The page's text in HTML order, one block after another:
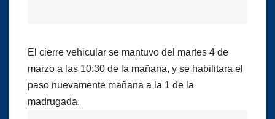
El cierre vehicular se mantuvo del martes 4 de
marzo a las 10:30 de la mañana, y se habilitara el
paso nuevamente mañana a la 1 de la
madrugada.